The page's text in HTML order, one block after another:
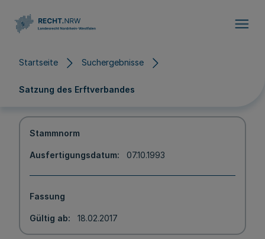
Startseite Suchergebnisse
Satzung des Erftverbandes
Stammnorm
Ausfertigungsdatum 07.10.1993
Fassung
Gültig ab 18.02.2017